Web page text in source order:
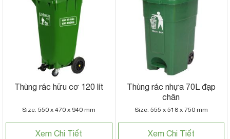
Thùng rác hữu cơ 120 lít
Size: 550 x 470 x 940 mm
Xem Chi Tiết
Thùng rác nhựa 70L đạp
chân
Size: 555 x 518 x 750 mm
Xem Chi Tiết